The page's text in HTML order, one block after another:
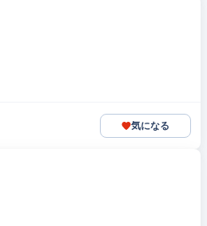
気になる